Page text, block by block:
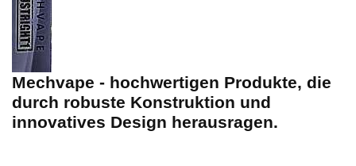
Mechvape - hochwertigen Produkte, die
durch robuste Konstruktion und
innovatives Design herausragen.